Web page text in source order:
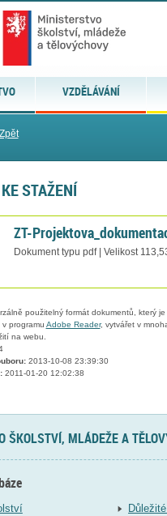
VZDĚLÁVÁNÍ
Zpět
STAŽENÍ
ZT-
Dokument typu pdf | Velikost
použitelný formát dokumentů, který
programu Adobe Reader, vytvářet v
na webu.
2013-10-08 23:39:30
2011-01-20 12:02:38
ŠKOLSTVÍ, MLÁDEŽE A